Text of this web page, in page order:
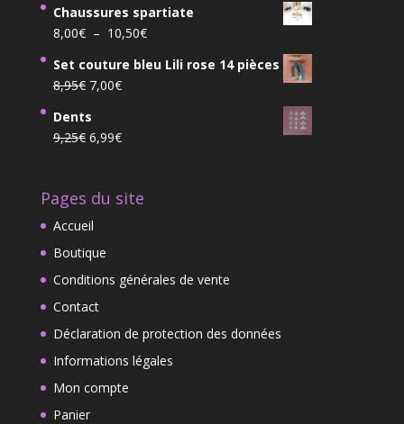
7,55€.5,65€.
prix :
7,20€
à
Chaussures spartiate
8,00€ – 10,50€Plage
prix :
Set couture bleu Lili rose 14 pièces
8,95€ Le
initial
était :
7,00€Le
est :
Dents
9,25€ Le
était :
9,25€.
6,99€Le
est :
Pages du site
Accueil
Boutique
Conditions générales de vente
Contact
Déclaration de protection des données
Informations légales
Mon compte
Panier